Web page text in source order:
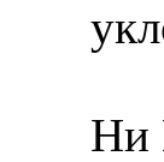
Ни